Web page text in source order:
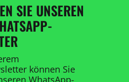
SIE UNSEREN
können Sie
WhatsApp-